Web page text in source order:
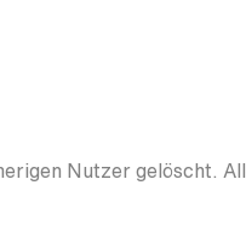
Nutzer gelöscht.